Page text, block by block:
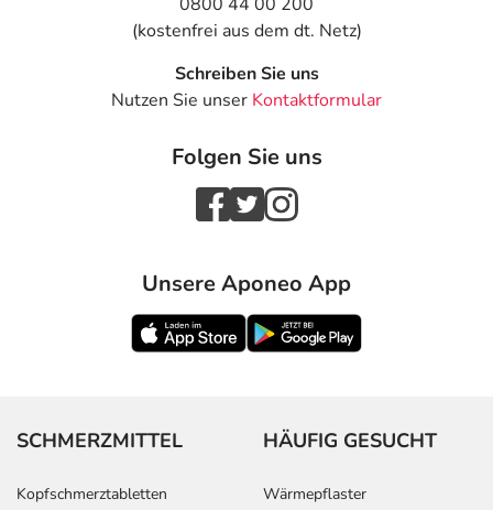
(kostenfrei aus dem dt. Netz)
Schreiben Sie uns
Nutzen Sie unser Kontaktformular
Folgen Sie uns
Unsere Aponeo App
SCHMERZMITTEL
Kopfschmerztabletten
HÄUFIG GESUCHT
Wärmepflaster